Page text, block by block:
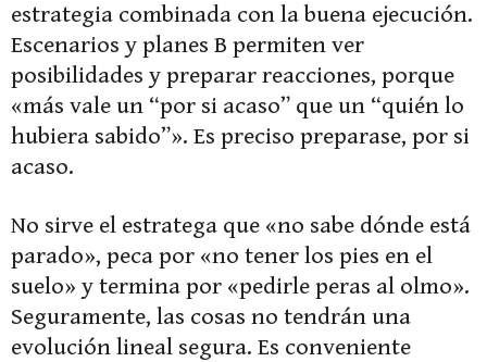
estrategia combinada con la buena ejecución.
Escenarios y planes B permiten ver
posibilidades y preparar reacciones, porque
«más vale un “por si acaso” que un “quién lo
hubiera sabido”». Es preciso preparase, por si
acaso.
No sirve el estratega que «no sabe dónde está
parado», peca por «no tener los pies en el
suelo» y termina por «pedirle peras al olmo».
Seguramente, las cosas no tendrán una
evolución lineal segura. Es conveniente